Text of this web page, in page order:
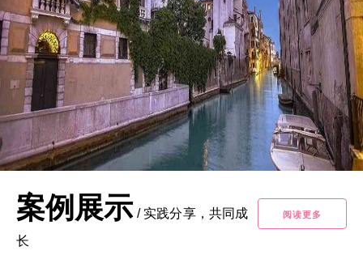
案例展示 / 实践分享，共同成
长
阅读更多